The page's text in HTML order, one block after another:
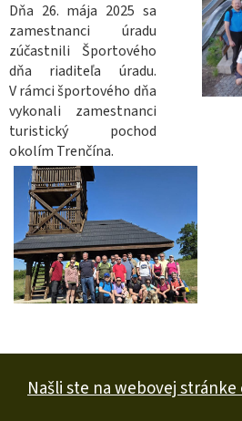
Dňa 26. mája 2025 sa
zamestnanci úradu
zúčastnili Športového
dňa riaditeľa úradu.
V rámci športového dňa
vykonali zamestnanci
turistický pochod
okolím Trenčína.
Našli ste na webovej stránke